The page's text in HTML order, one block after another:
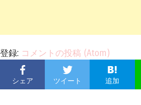
登録: コメントの投稿 (Atom)
シェア ツイート 追加